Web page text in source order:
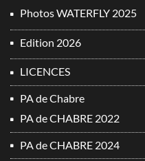
Photos WATERFLY 2025
Edition 2026
LICENCES
PA de Chabre
PA de CHABRE 2022
PA de CHABRE 2024